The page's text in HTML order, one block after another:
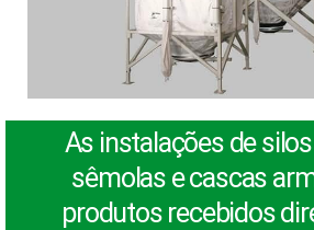
As instalações de
sêmolas e cascas
produtos recebidos